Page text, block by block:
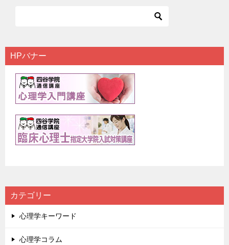
HPバナー
カテゴリー
心理学キーワード
心理学コラム